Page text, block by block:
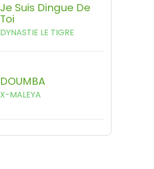
Je Suis Dingue De
Toi
DYNASTIE LE TIGRE
DOUMBA
X-MALEYA